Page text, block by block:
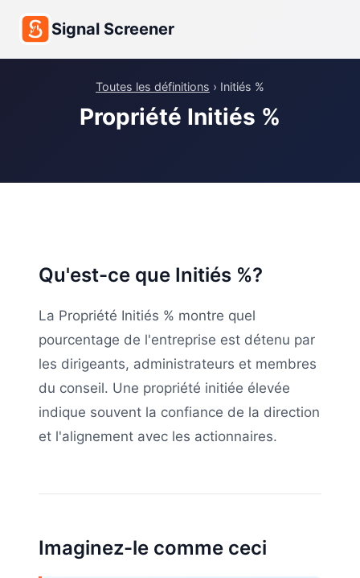
Signal Screener
Toutes les définitions › Initiés %
Propriété Initiés %
Qu'est-ce que Initiés %?
La Propriété Initiés % montre quel
pourcentage de l'entreprise est détenu par
les dirigeants, administrateurs et membres
du conseil. Une propriété initiée élevée
indique souvent la confiance de la direction
et l'alignement avec les actionnaires.
Imaginez-le comme ceci